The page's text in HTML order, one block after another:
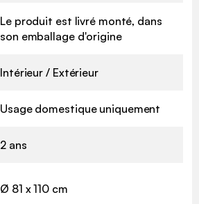
Le produit est livré monté, dans
son emballage d'origine
Intérieur / Extérieur
Usage domestique uniquement
2 ans
Ø 81 x 110 cm